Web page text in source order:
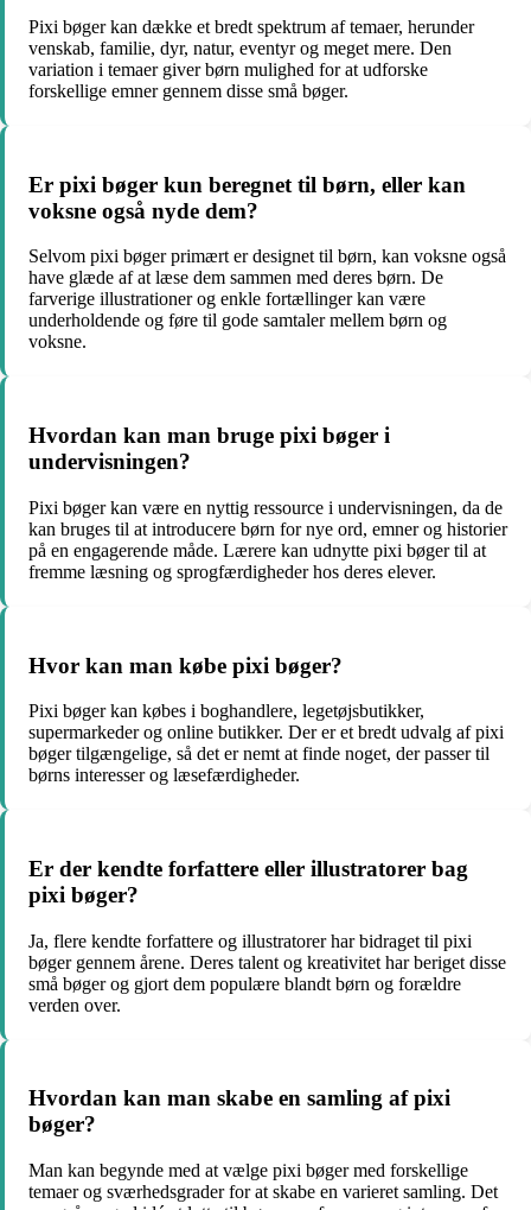
Pixi bøger kan dække et bredt spektrum af temaer, herunder
venskab, familie, dyr, natur, eventyr og meget mere. Den
variation i temaer giver børn mulighed for at udforske
forskellige emner gennem disse små bøger.
Er pixi bøger kun beregnet til børn, eller kan
voksne også nyde dem?
Selvom pixi bøger primært er designet til børn, kan voksne også
have glæde af at læse dem sammen med deres børn. De
farverige illustrationer og enkle fortællinger kan være
underholdende og føre til gode samtaler mellem børn og
voksne.
Hvordan kan man bruge pixi bøger i
undervisningen?
Pixi bøger kan være en nyttig ressource i undervisningen, da de
kan bruges til at introducere børn for nye ord, emner og historier
på en engagerende måde. Lærere kan udnytte pixi bøger til at
fremme læsning og sprogfærdigheder hos deres elever.
Hvor kan man købe pixi bøger?
Pixi bøger kan købes i boghandlere, legetøjsbutikker,
supermarkeder og online butikker. Der er et bredt udvalg af pixi
bøger tilgængelige, så det er nemt at finde noget, der passer til
børns interesser og læsefærdigheder.
Er der kendte forfattere eller illustratorer bag
pixi bøger?
Ja, flere kendte forfattere og illustratorer har bidraget til pixi
bøger gennem årene. Deres talent og kreativitet har beriget disse
små bøger og gjort dem populære blandt børn og forældre
verden over.
Hvordan kan man skabe en samling af pixi
bøger?
Man kan begynde med at vælge pixi bøger med forskellige
temaer og sværhedsgrader for at skabe en varieret samling. Det